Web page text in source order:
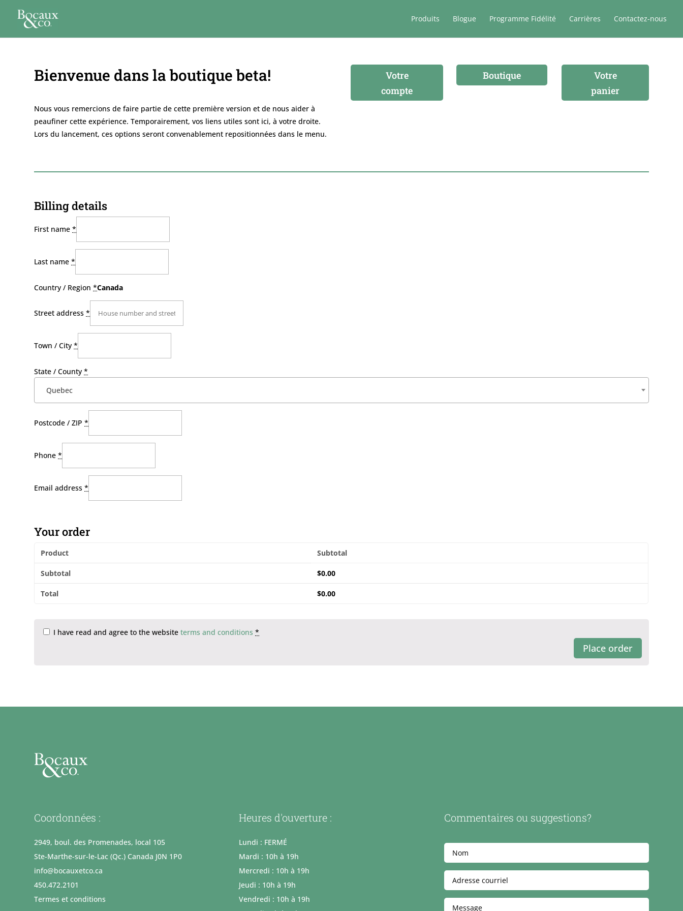
Produits Blogue Programme Fidélité Carrières Contactez-nous
Bienvenue dans la boutique beta!
Nous vous remercions de faire partie de cette première version et de nous aider à
peaufiner cette expérience. Temporairement, vos liens utiles sont ici, à votre droite.
Lors du lancement, ces options seront convenablement repositionnées dans le menu.
Votre
compte
Boutique
Votre
panier
Billing details
First name*
Last name*
Country / Region*Canada
Street address *
Town / City *
State / County *
Quebec
Postcode / ZIP *
Phone*
Email address*
Your order
Product Subtotal
Subtotal $0.00
Total $0.00
I have read and agree to the websiteterms and conditions *
Place order
Coordonnées :
2949, boul. des Promenades, local 105
Ste-Marthe-sur-le-Lac (Qc.) Canada J0N 1P0
info@bocauxetco.ca
450.472.2101
Termes et conditions
Heures d'ouverture :
Lundi : FERMÉ
Mardi : 10h à 19h
Mercredi : 10h à 19h
Jeudi : 10h à 19h
Vendredi : 10h à 19h
Commentaires ou suggestions?